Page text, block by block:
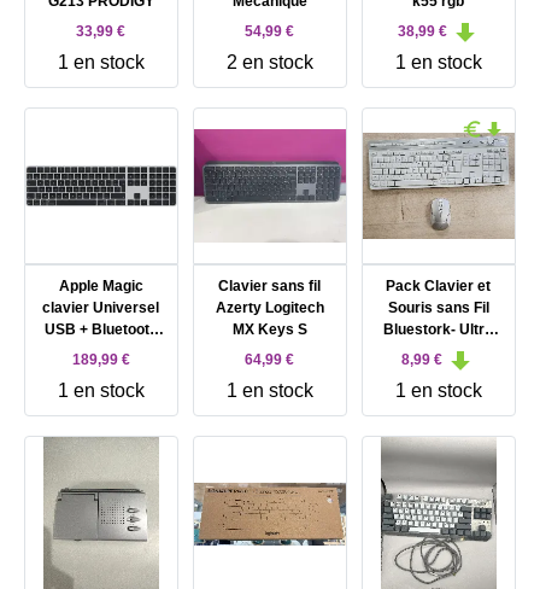
33,99 €
1 en stock
54,99 €
2 en stock
38,99 €
1 en stock
Apple Magic
clavier Universel
USB + Bluetooth
AZERTY Français
189,99 €
1 en stock
Clavier sans fil
Azerty Logitech
MX Keys S
64,99 €
1 en stock
Pack Clavier et
Souris sans Fil
Bluestork- Ultra
Slim avec Touches
Silencieuses -
Touches
multimédia - Souris
Ambidextre - sans
Fil 2,4 Ghz – Azerty
Français KB-Pack-
Easy-III/F
8,99 €
1 en stock